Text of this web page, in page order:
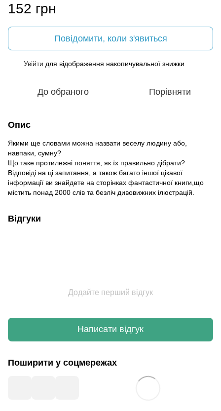
152 грн
Повідомити, коли з'явиться
Увійти для відображення накопичувальної знижки
До обраного Порівняти
Опис
Якими ще словами можна назвати веселу людину або,
навпаки, сумну?
Що таке протилежні поняття, як їх правильно дібрати?
Відповіді на ці запитання, а також багато іншої цікавої
інформації ви знайдете на сторінках фантастичної книги,що
містить понад 2000 слів та безліч дивовижних ілюстрацій.
Відгуки
Додайте перший відгук
Написати відгук
Поширити у соцмережах